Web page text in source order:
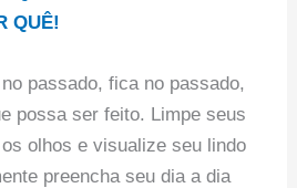
QUÊ!
passado, fica no passado,
possa ser feito. Limpe seus
olhos e visualize seu lindo
preencha seu dia a dia